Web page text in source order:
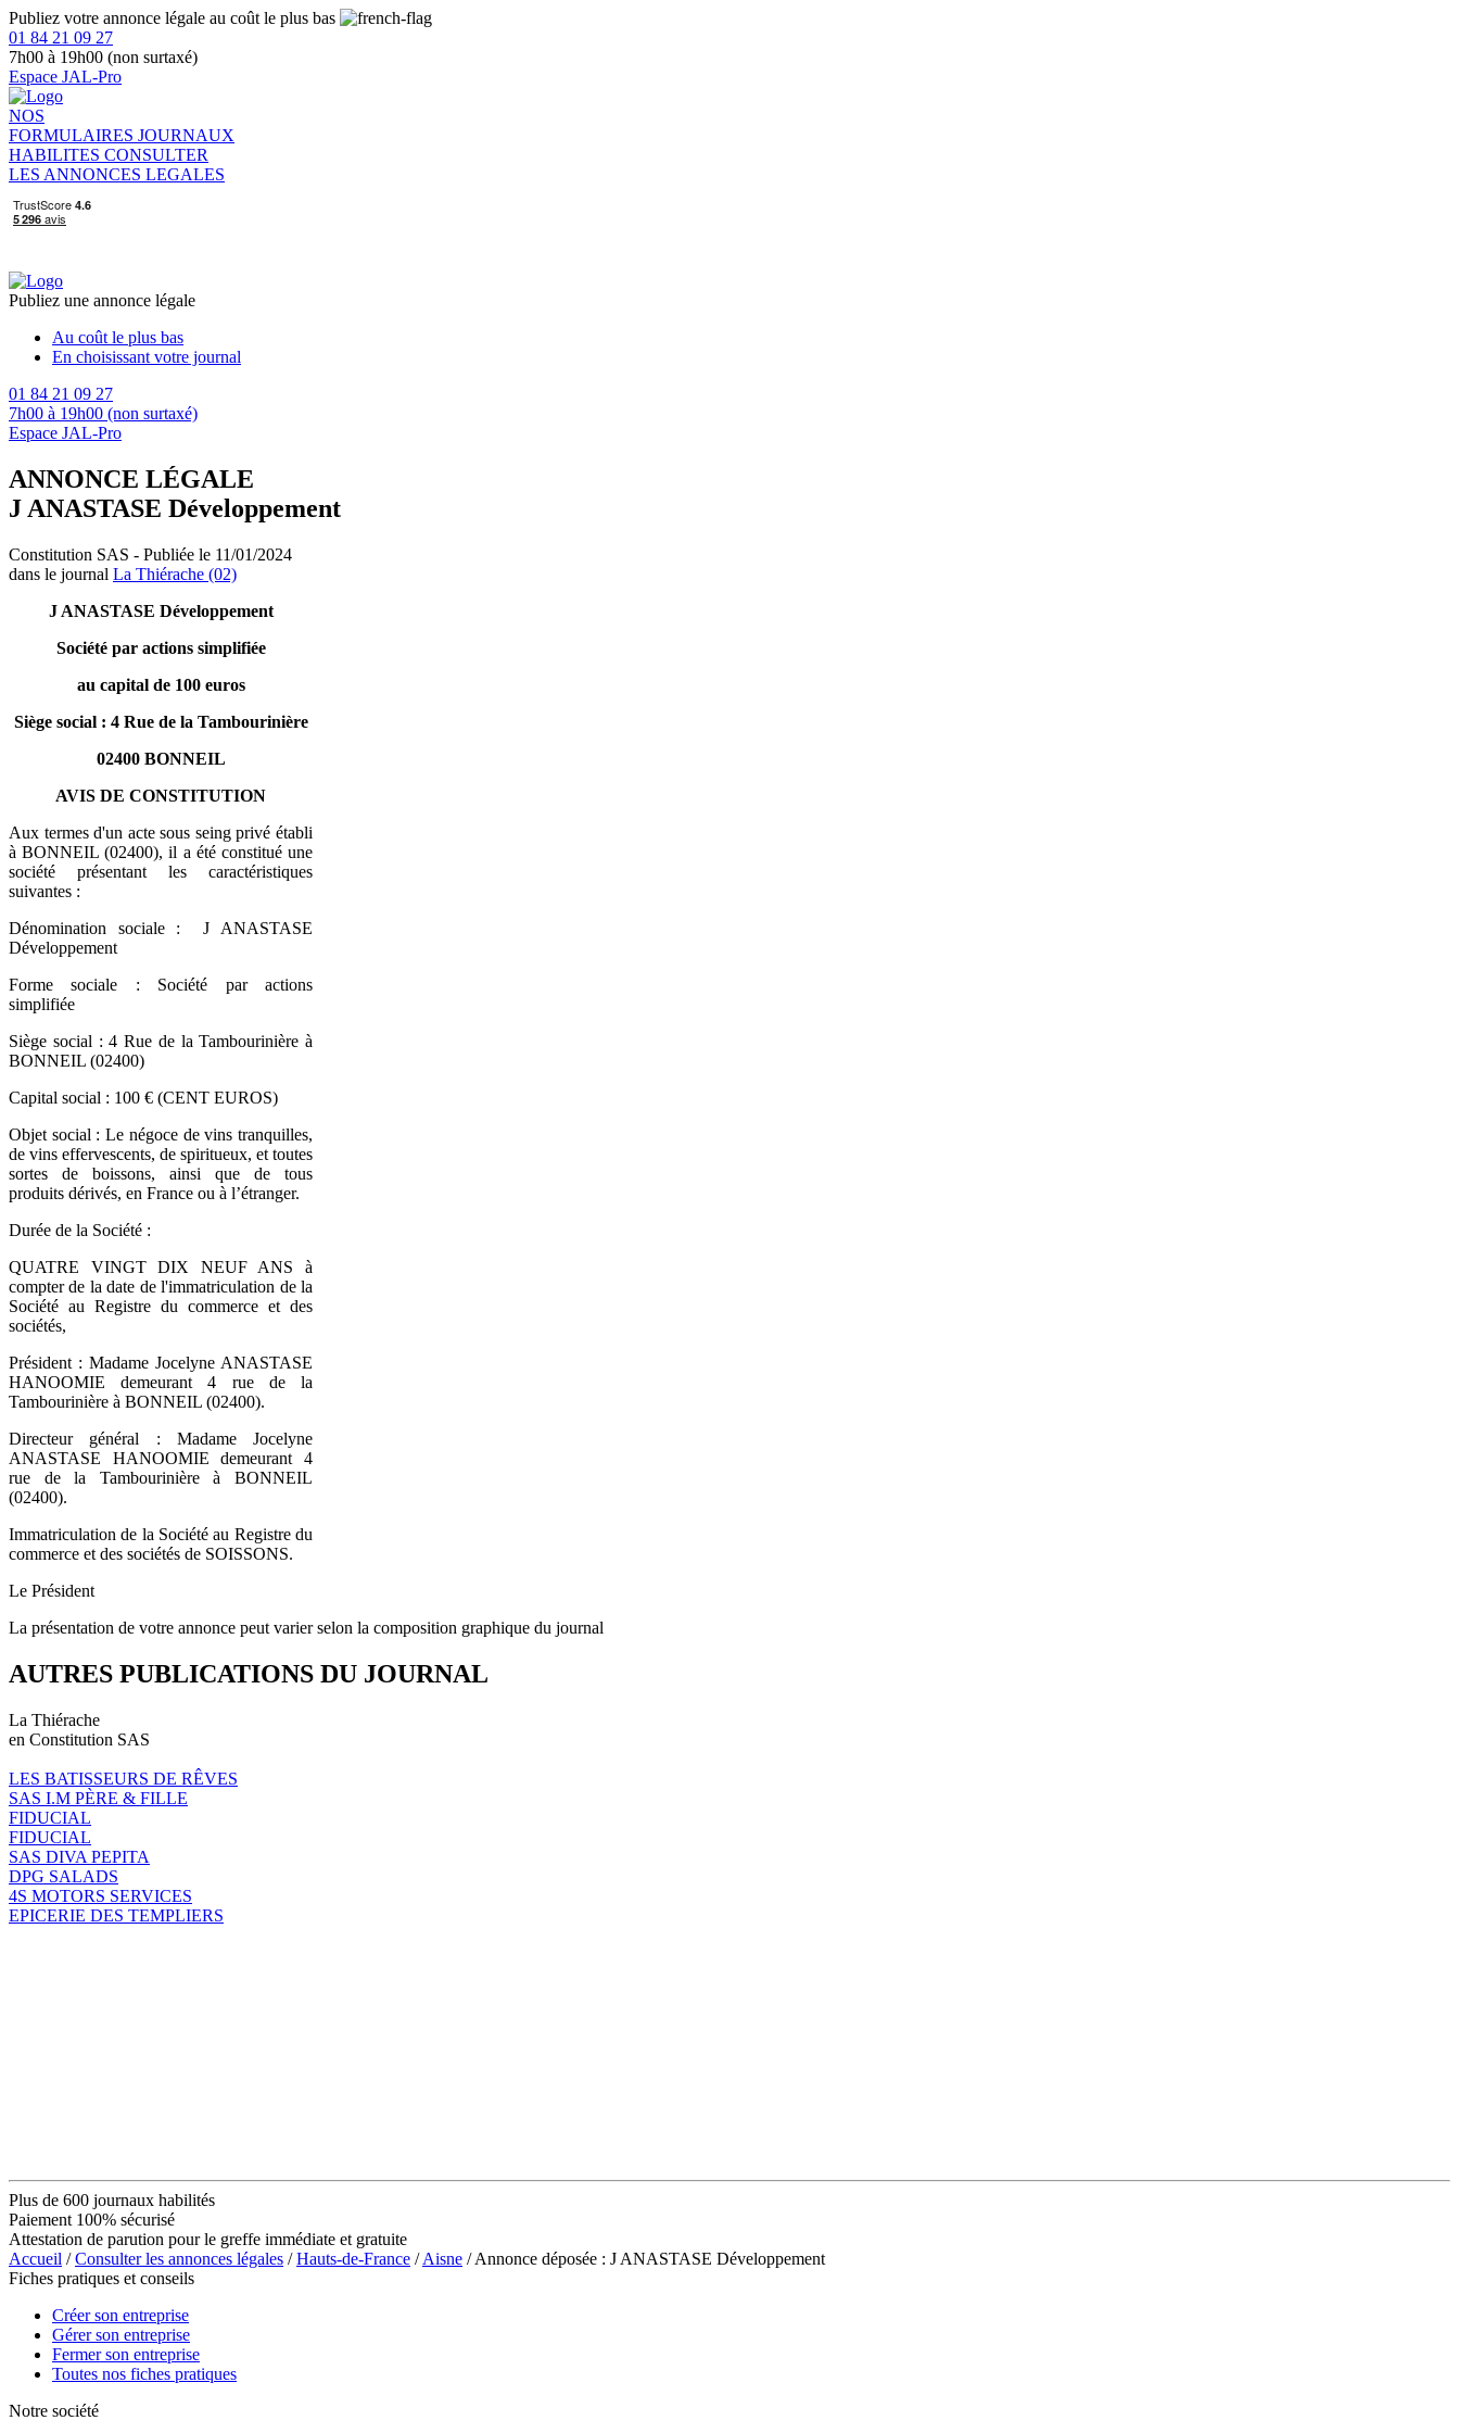
Publiez votre annonce légale au coût le plus bas
01 84 21 09 27
7h00 à 19h00 (non surtaxé)
Espace JAL-Pro
NOS
FORMULAIRES JOURNAUX
HABILITES CONSULTER
LES ANNONCES LEGALES
Publiez une annonce légale
Au coût le plus bas
En choisissant votre journal
01 84 21 09 27
7h00 à 19h00 (non surtaxé)
Espace JAL-Pro
ANNONCE LÉGALE
J ANASTASE Développement
Constitution SAS - Publiée le 11/01/2024
dans le journal La Thiérache (02)
J ANASTASE Développement
Société par actions simplifiée
au capital de 100 euros
Siège social : 4 Rue de la Tambourinière
02400 BONNEIL
AVIS DE CONSTITUTION
Aux termes d'un acte sous seing privé établi
à BONNEIL (02400), il a été constitué une
société présentant les caractéristiques
suivantes :
Dénomination sociale : J ANASTASE
Développement
Forme sociale : Société par actions
simplifiée
Siège social : 4 Rue de la Tambourinière à
BONNEIL (02400)
Capital social : 100 € (CENT EUROS)
Objet social : Le négoce de vins tranquilles,
de vins effervescents, de spiritueux, et toutes
sortes de boissons, ainsi que de tous
produits dérivés, en France ou à l’étranger.
Durée de la Société :
QUATRE VINGT DIX NEUF ANS à
compter de la date de l'immatriculation de la
Société au Registre du commerce et des
sociétés,
Président : Madame Jocelyne ANASTASE
HANOOMIE demeurant 4 rue de la
Tambourinière à BONNEIL (02400).
Directeur général : Madame Jocelyne
ANASTASE HANOOMIE demeurant 4
rue de la Tambourinière à BONNEIL
(02400).
Immatriculation de la Société au Registre du
commerce et des sociétés de SOISSONS.
Le Président
La présentation de votre annonce peut varier selon la composition graphique du journal
AUTRES PUBLICATIONS DU JOURNAL
La Thiérache
en Constitution SAS
LES BATISSEURS DE RÊVES
SAS I.M PÈRE & FILLE
FIDUCIAL
FIDUCIAL
SAS DIVA PEPITA
DPG SALADS
4S MOTORS SERVICES
EPICERIE DES TEMPLIERS
Plus de 600 journaux habilités
Paiement 100% sécurisé
Attestation de parution pour le greffe immédiate et gratuite
Accueil /Consulter les annonces légales /Hauts-de-France /Aisne / Annonce déposée : J ANASTASE Développement
Fiches pratiques et conseils
Créer son entreprise
Gérer son entreprise
Fermer son entreprise
Toutes nos fiches pratiques
Notre société